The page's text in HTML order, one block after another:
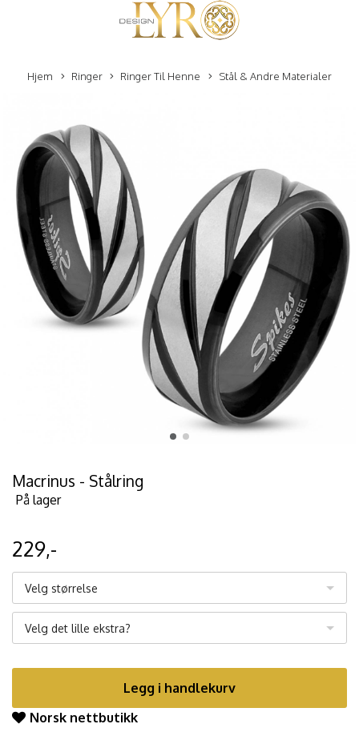
Hjem Ringer Ringer Til Henne Stål & Andre Materialer
Macrinus - Stålring
På lager
229,-
Velg størrelse
Velg det lille ekstra?
Legg i handlekurv
Norsk nettbutikk